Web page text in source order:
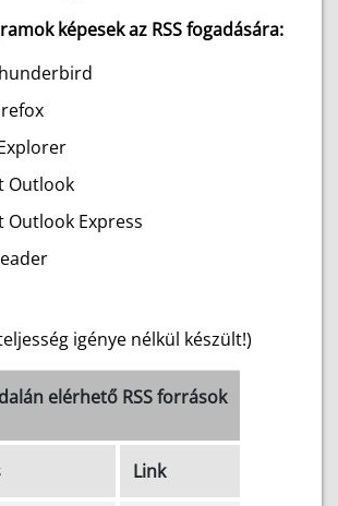
képesek az RSS fogadására:
Outlook
Outlook Express
igénye nélkül készült!)
elérhető RSS források
Link